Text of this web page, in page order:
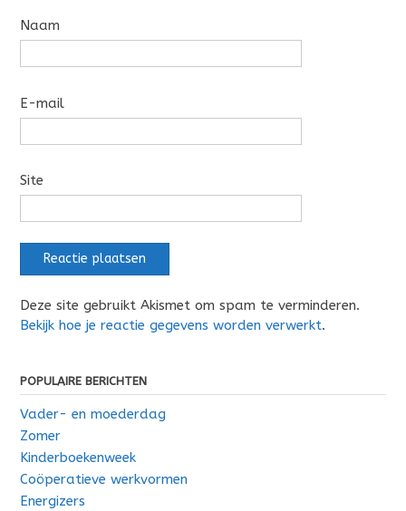
Naam
E-mail
Site
Deze site gebruikt Akismet om spam te verminderen.
Bekijk hoe je reactie gegevens worden verwerkt.
POPULAIRE BERICHTEN
Vader- en moederdag
Zomer
Kinderboekenweek
Coöperatieve werkvormen
Energizers